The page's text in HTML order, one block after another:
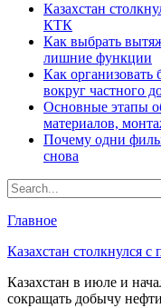
Казахстан
КТК
Как выбрать
лишние функции
Как организовать
вокруг частного
Основные этапы
материалов,
Почему одни
снова
Главное
Казахстан столкнулся
Казахстан в июле и
сокращать добычу